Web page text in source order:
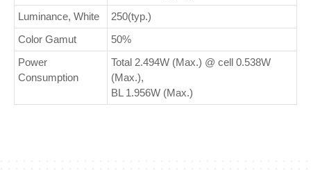
Luminance, White
250(typ.)
Color Gamut
50%
Power
Consumption
Total 2.494W (Max.) @ cell 0.538W
(Max.),
BL 1.956W (Max.)